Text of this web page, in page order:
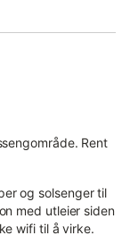
Rent
og solsenger til
med utleier siden
wifi til å virke.